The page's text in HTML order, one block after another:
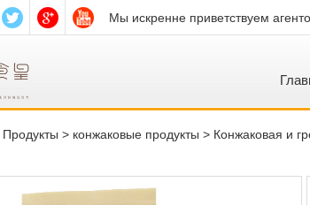
Мы искренне приветствуем
Продукты > конжаковые продукты > Конжаковая и